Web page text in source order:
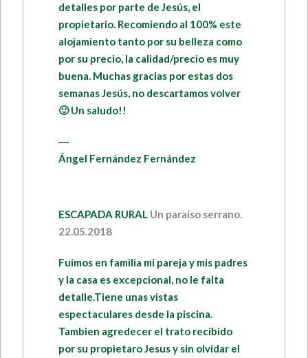
detalles por parte de Jesús, el
propietario. Recomiendo al 100% este
alojamiento tanto por su belleza como
por su precio, la calidad/precio es muy
buena. Muchas gracias por estas dos
semanas Jesús, no descartamos volver
🙂 Un saludo!!
―
Ángel Fernández Fernández
ESCAPADA RURAL Un paraíso serrano.
22.05.2018
Fuimos en familia mi pareja y mis padres
y la casa es excepcional, no le falta
detalle.Tiene unas vistas
espectaculares desde la piscina.
Tambien agredecer el trato recibido
por su propietaro Jesus y sin olvidar el